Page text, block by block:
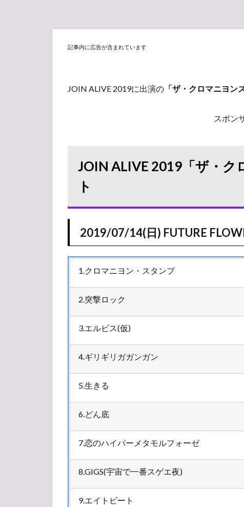
記事内に広告が含まれています
JOIN ALIVE 2019に出演の 「ザ・クロマニヨン
スポン
JOIN ALIVE 2019「ザ・
ト
2019/07/14(日) FUTURE
1.クロマニヨン・スタンプ
2.突撃ロック
3.エルビス(仮)
4.ギリギリガガンガン
5.生きる
6.どん底
7.恋のハイパーメタモルフォーゼ
8.GIGS(宇宙で一番スゲエ夜)
9.エイトビート